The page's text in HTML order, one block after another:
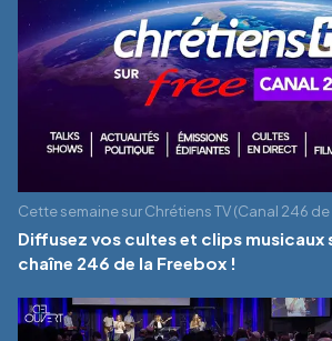
Cette semaine sur Chrétiens TV (Canal 246 de
Diffusez vos cultes et clips musicaux
chaîne 246 de la Freebox !